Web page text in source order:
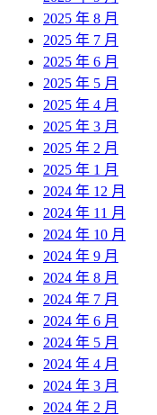
2025 年 8 月
2025 年 7 月
2025 年 6 月
2025 年 5 月
2025 年 4 月
2025 年 3 月
2025 年 2 月
2025 年 1 月
2024 年 12 月
2024 年 11 月
2024 年 10 月
2024 年 9 月
2024 年 8 月
2024 年 7 月
2024 年 6 月
2024 年 5 月
2024 年 4 月
2024 年 3 月
2024 年 2 月